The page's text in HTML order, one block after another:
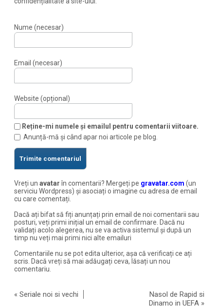
Nume (necesar)
Email (necesar)
Website (opțional)
Reține-mi numele și emailul pentru comentarii viitoare.
Anunță-mă și când apar noi articole pe blog.
Vreți unavatarîn comentarii? Mergeți pe gravatar.com (un
serviciu Wordpress) și asociați o imagine cu adresa de email
cu care comentați.
Dacă ați bifat să fiți anunțați prin email de noi comentarii sau
posturi, veți primi inițial un email de confirmare. Dacă nu
validați acolo alegerea, nu se va activa sistemul și după un
timp nu veți mai primi nici alte emailuri
Comentariile nu se pot edita ulterior, așa că verificați ce ați
scris. Dacă vreți să mai adăugați ceva, lăsați un nou
comentariu.
«Seriale noi si vechi
Nasol de Rapid si
Dinamo in UEFA »